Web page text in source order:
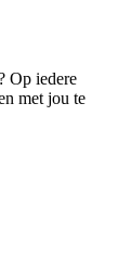
Op iedere
met jou te